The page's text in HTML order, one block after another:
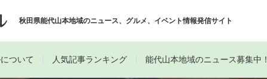
秋田県能代山本地域のニュース、グルメ、イベント情報発信サイト
ついて 人気記事ランキング 能代山本地域のニュース募集中！